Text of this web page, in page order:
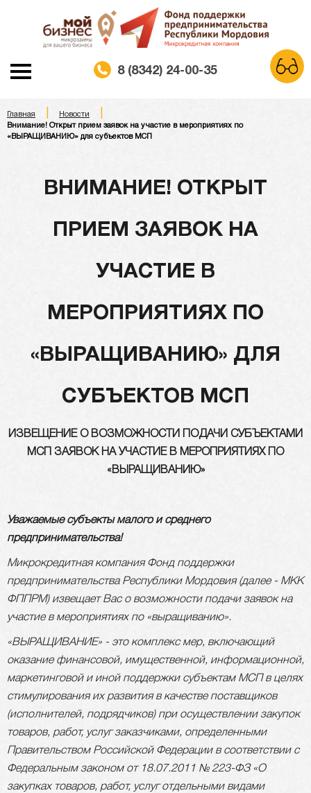
8 (8342) 24-00-35
Шрифт: A A A
Обычный сайт
Главная Новости
Внимание! Открыт прием заявок на участие в мероприятиях по
«ВЫРАЩИВАНИЮ» для субъектов МСП
ВНИМАНИЕ! ОТКРЫТ
ПРИЕМ ЗАЯВОК НА
УЧАСТИЕ В
МЕРОПРИЯТИЯХ ПО
«ВЫРАЩИВАНИЮ» ДЛЯ
СУБЪЕКТОВ МСП
ИЗВЕЩЕНИЕ О ВОЗМОЖНОСТИ ПОДАЧИ СУБЪЕКТАМИ
МСП ЗАЯВОК НА УЧАСТИЕ В МЕРОПРИЯТИЯХ ПО
«ВЫРАЩИВАНИЮ»
Уважаемые субъекты малого и среднего
предпринимательства!
Микрокредитная компания Фонд поддержки
предпринимательства Республики Мордовия (далее - МКК
ФППРМ) извещает Вас о возможности подачи заявок на
участие в мероприятиях по «выращиванию».
«ВЫРАЩИВАНИЕ» - это комплекс мер, включающий
оказание финансовой, имущественной, информационной,
маркетинговой и иной поддержки субъектам МСП в целях
стимулирования их развития в качестве поставщиков
(исполнителей, подрядчиков) при осуществлении закупок
товаров, работ, услуг заказчиками, определенными
Правительством Российской Федерации в соответствии с
Федеральным законом от 18.07.2011 № 223-ФЗ «О
закупках товаров, работ, услуг отдельными видами